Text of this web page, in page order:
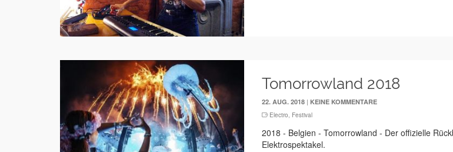
Tomorrowland 2018
22. AUG. 2018 |KEINE KOMMENTARE
Electro, Festival
2018 - Belgien - Tomorrowland - Der offizielle
Elektrospektakel.